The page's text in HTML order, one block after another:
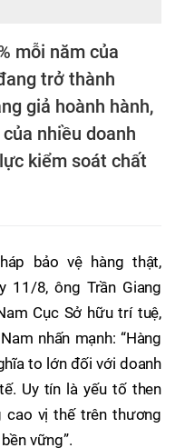
mỗi năm của
trở thành
giả hoành hành,
nhiều doanh
kiểm soát chất
bảo vệ hàng thật,
11/8, ông Trần Giang
Cục Sở hữu trí tuệ,
nhấn mạnh: “Hàng
to lớn đối với doanh
Uy tín là yếu tố then
cao vị thế trên thương
vững”.